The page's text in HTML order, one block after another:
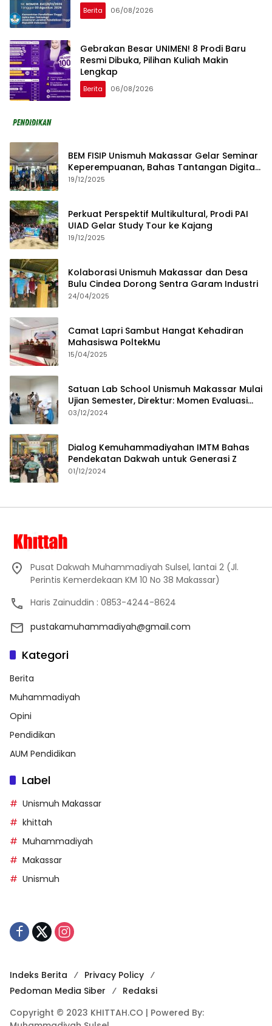
Berita 06/08/2026
Gebrakan Besar UNIMEN! 8 Prodi Baru
Resmi Dibuka, Pilihan Kuliah Makin
Lengkap
Berita 06/08/2026
BEM FISIP Unismuh Makassar Gelar Seminar
Keperempuanan, Bahas Tantangan Digital
dan Budaya Lokal
19/12/2025
Perkuat Perspektif Multikultural, Prodi PAI
UIAD Gelar Study Tour ke Kajang
19/12/2025
Kolaborasi Unismuh Makassar dan Desa
Bulu Cindea Dorong Sentra Garam Industri
24/04/2025
Camat Lapri Sambut Hangat Kehadiran
Mahasiswa PoltekMu
15/04/2025
Satuan Lab School Unismuh Makassar Mulai
Ujian Semester, Direktur: Momen Evaluasi
Proses Pembelajaran
03/12/2024
Dialog Kemuhammadiyahan IMTM Bahas
Pendekatan Dakwah untuk Generasi Z
01/12/2024
Pusat Dakwah Muhammadiyah Sulsel, lantai 2 (Jl.
Perintis Kemerdekaan KM 10 No 38 Makassar)
Haris Zainuddin : 0853-4244-8624
pustakamuhammadiyah@gmail.com
Kategori
Berita
Muhammadiyah
Opini
Pendidikan
AUM Pendidikan
Label
Unismuh Makassar
khittah
Muhammadiyah
Makassar
Unismuh
Indeks Berita
Privacy Policy
Pedoman Media Siber
Redaksi
Copyright © 2023 KHITTAH.CO | Powered By: